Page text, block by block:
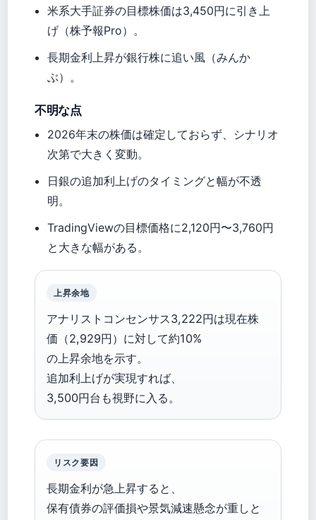
米系大手証券の目標株価は3,450円に引き上
げ（株予報Pro）。
長期金利上昇が銀行株に追い風（みんか
ぶ）。
不明な点
2026年末の株価は確定しておらず、シナリオ
次第で大きく変動。
日銀の追加利上げのタイミングと幅が不透
明。
TradingViewの目標価格に2,120円〜3,760円
と大きな幅がある。
上昇余地
アナリストコンセンサス3,222円は現在株
価（2,929円）に対して約10%
の上昇余地を示す。
追加利上げが実現すれば、
3,500円台も視野に入る。
リスク要因
長期金利が急上昇すると、
保有債券の評価損や景気減速懸念が重しと